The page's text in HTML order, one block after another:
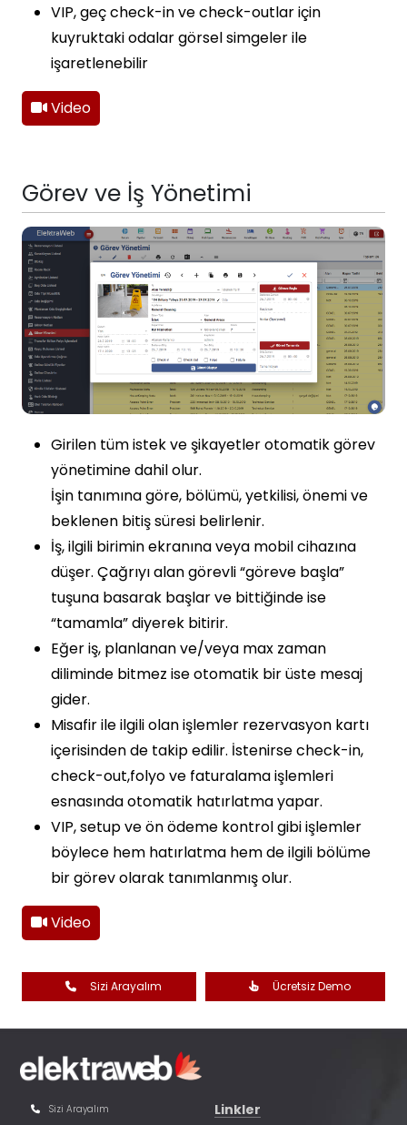
VIP, geç check-in ve check-outlar için
kuyruktaki odalar görsel simgeler ile
işaretlenebilir
Video
Görev ve İş Yönetimi
Girilen tüm istek ve şikayetler otomatik görev
yönetimine dahil olur.
İşin tanımına göre, bölümü, yetkilisi, önemi ve
beklenen bitiş süresi belirlenir.
İş, ilgili birimin ekranına veya mobil cihazına
düşer. Çağrıyı alan görevli “göreve başla”
tuşuna basarak başlar ve bittiğinde ise
“tamamla” diyerek bitirir.
Eğer iş, planlanan ve/veya max zaman
diliminde bitmez ise otomatik bir üste mesaj
gider.
Misafir ile ilgili olan işlemler rezervasyon kartı
içerisinden de takip edilir. İstenirse check-in,
check-out,folyo ve faturalama işlemleri
esnasında otomatik hatırlatma yapar.
VIP, setup ve ön ödeme kontrol gibi işlemler
böylece hem hatırlatma hem de ilgili bölüme
bir görev olarak tanımlanmış olur.
Video
Sizi Arayalım Ücretsiz Demo
Sizi Arayalım Linkler